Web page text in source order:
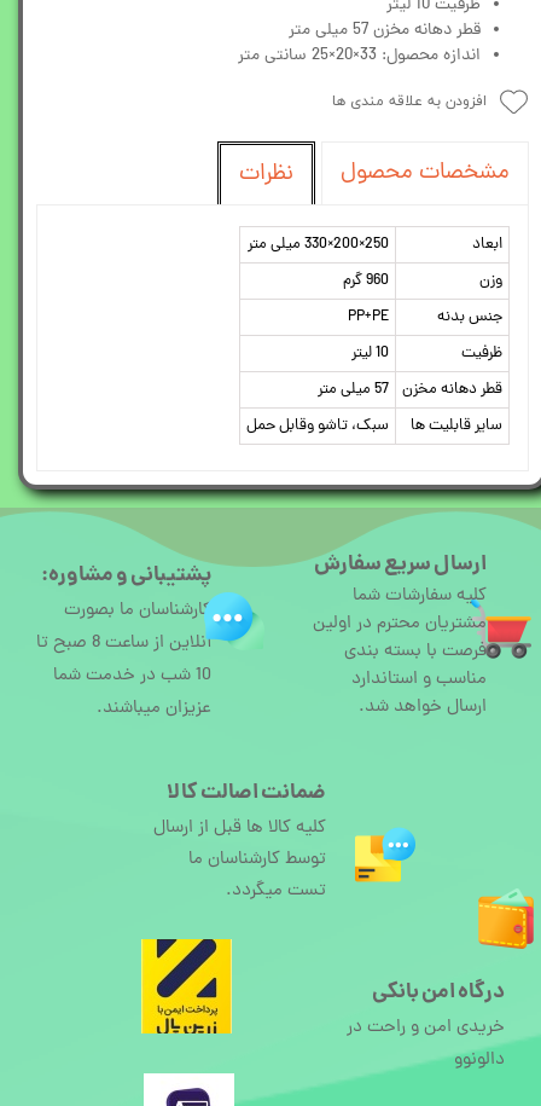
قطر دهانه مخزن 57 میلی متر
اندازه محصول: 33×20×25 سانتی متر
افزودن به علاقه مندی ها
مشخصات محصول نظرات
ابعاد
250×200×330 میلی متر
وزن
960 گرم
جنس بدنه
PP+PE
ظرفیت
10 لیتر
قطر دهانه مخزن 57 میلی متر
سایر قابلیت ها
سبک، تاشو وقابل حمل
ارسال سریع سفارش
کلیه سفارشات شما
مشتریان محترم در اولین
فرصت با بسته بندی
مناسب و استاندارد
ارسال خواهد شد.
درگاه امن بانکی
خریدی امن و راحت در
دالونوو
پشتیبانی و مشاوره:
کارشناسان ما بصورت
آنلاین از ساعت 8 صبح تا
10 شب در خدمت شما
عزیزان میباشند.
ضمانت اصالت کالا
کلیه کالا ها قبل از ارسال
توسط کارشناسان ما
تست میگردد.